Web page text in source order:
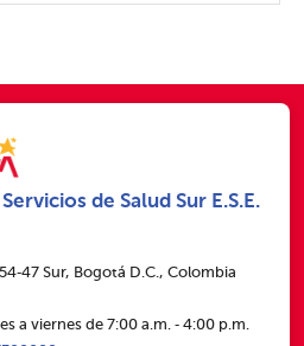
de Salud Sur E.S.E.
Sur, Bogotá D.C., Colombia
a viernes de 7:00 a.m. ‑ 4:00 p.m.